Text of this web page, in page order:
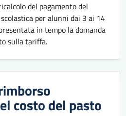
del pagamento del
per alunni dai 3 ai 14
in tempo la domanda
sulla tariffa.
costo del pasto